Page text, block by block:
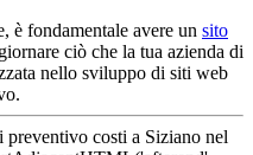
è fondamentale avere un sito
ciò che la tua azienda di
nello sviluppo di siti web